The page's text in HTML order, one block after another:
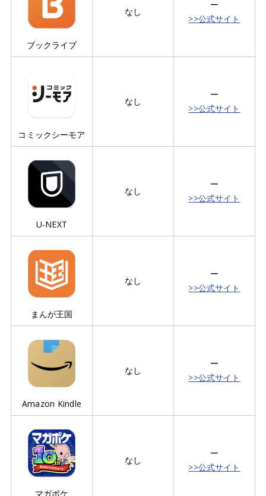
ブックライブ
なし
ー
>>公式サイト
コミックシーモア
なし
ー
>>公式サイト
U-NEXT
なし
ー
>>公式サイト
まんが王国
なし
ー
>>公式サイト
Amazon Kindle
なし
ー
>>公式サイト
マガポケ
なし
ー
>>公式サイト